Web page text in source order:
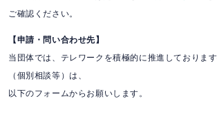
ご確認ください。
【申請・問い合わせ先】
当団体では、テレワークを積極的に推進しておりま
（個別相談等）は、
以下のフォームからお願いします。